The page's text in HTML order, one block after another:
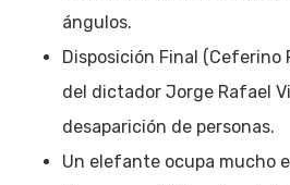
ángulos.
Disposición Final (Ceferino
del dictador Jorge Rafael
desaparición de personas.
Un elefante ocupa mucho